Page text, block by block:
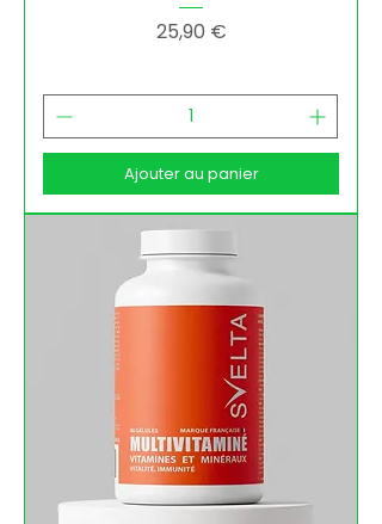
Prix
25,90 €
Ajouter au panier